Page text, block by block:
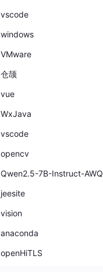
vscode
windows
VMware
仓颉
vue
WxJava
vscode
opencv
Qwen2.5-7B-Instruct-AWQ
jeesite
vision
anaconda
openHiTLS